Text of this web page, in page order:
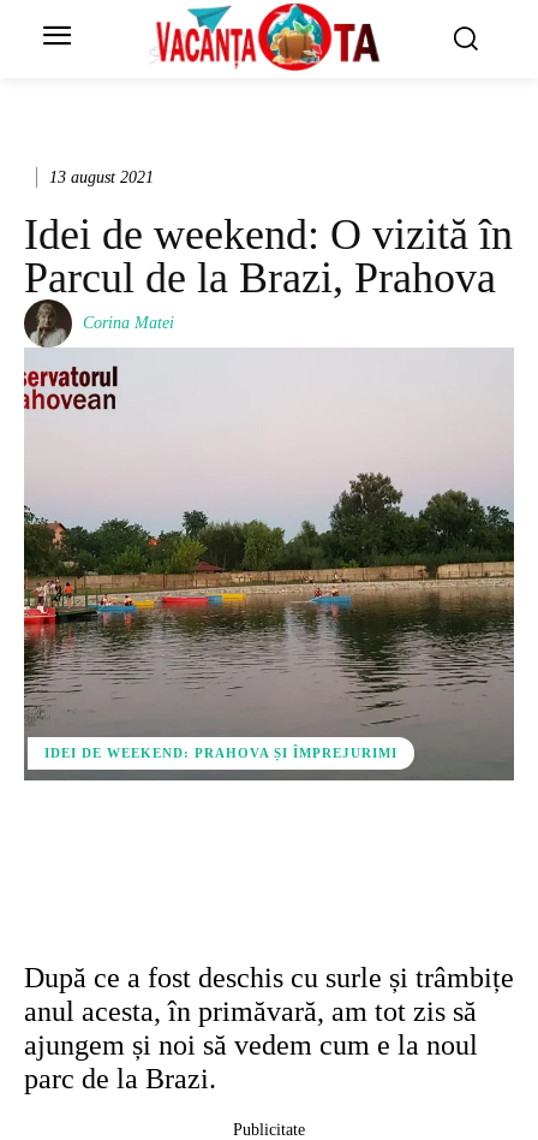
Corina Matei
13 august 2021
Idei de weekend: O vizită în
Parcul de la Brazi, Prahova
IDEI DE WEEKEND: PRAHOVA ȘI ÎMPREJURIMI
După ce a fost deschis cu surle și trâmbițe
anul acesta, în primăvară, am tot zis să
ajungem și noi să vedem cum e la noul
parc de la Brazi.
Publicitate